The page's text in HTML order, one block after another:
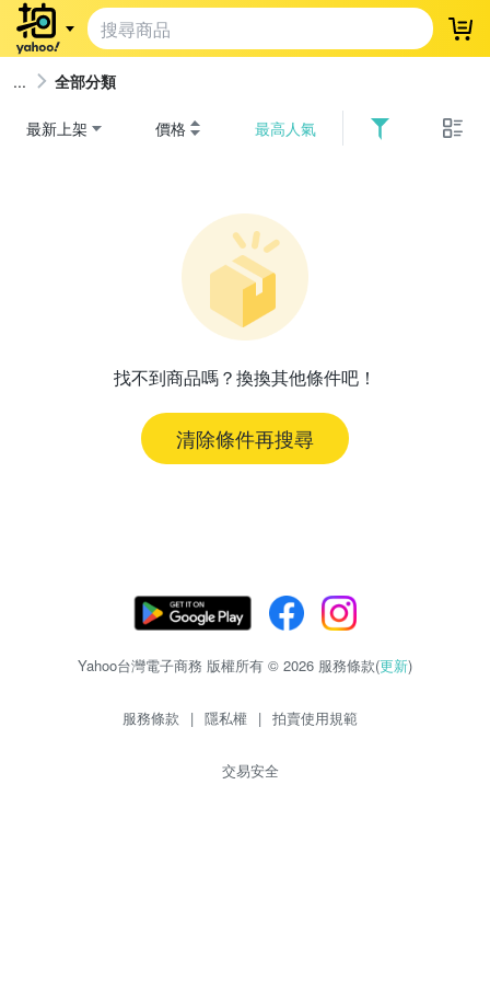
登
全部分類
最新上架 價格 最高人氣
找不到商品嗎？換換其他條件吧！
清除條件再搜尋
Yahoo台灣電子商務 版權所有 © 2026 服務條款(更新)
服務條款 | 隱私權 | 拍賣使用規範
交易安全